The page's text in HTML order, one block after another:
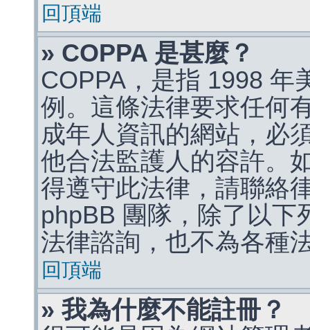
回頂端
» COPPA 是甚麼？
COPPA，是指 1998 年
例。這條法律要求任何
成年人資訊的網站，必
他合法監護人的容許。
得遵守此法律，請聯絡
phpBB 團隊，除了以下
法律諮詢，也不為各種
回頂端
» 我為什麼不能註冊？